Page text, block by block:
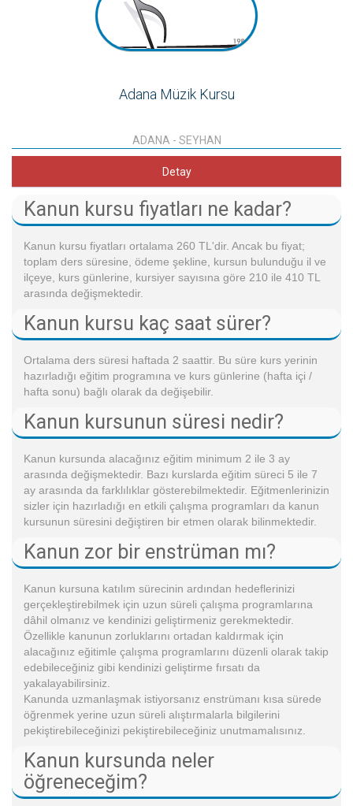
Adana Müzik Kursu
ADANA - SEYHAN
Detay
Kanun kursu fiyatları ne kadar?
Kanun kursu fiyatları ortalama 260 TL'dir. Ancak bu fiyat;
toplam ders süresine, ödeme şekline, kursun bulunduğu il ve
ilçeye, kurs günlerine, kursiyer sayısına göre 210 ile 410 TL
arasında değişmektedir.
Kanun kursu kaç saat sürer?
Ortalama ders süresi haftada 2 saattir. Bu süre kurs yerinin
hazırladığı eğitim programına ve kurs günlerine (hafta içi /
hafta sonu) bağlı olarak da değişebilir.
Kanun kursunun süresi nedir?
Kanun kursunda alacağınız eğitim minimum 2 ile 3 ay
arasında değişmektedir. Bazı kurslarda eğitim süreci 5 ile 7
ay arasında da farklılıklar gösterebilmektedir. Eğitmenlerinizin
sizler için hazırladığı en etkili çalışma programları da kanun
kursunun süresini değiştiren bir etmen olarak bilinmektedir.
Kanun zor bir enstrüman mı?
Kanun kursuna katılım sürecinin ardından hedeflerinizi
gerçekleştirebilmek için uzun süreli çalışma programlarına
dâhil olmanız ve kendinizi geliştirmeniz gerekmektedir.
Özellikle kanunun zorluklarını ortadan kaldırmak için
alacağınız eğitimle çalışma programlarını düzenli olarak takip
edebileceğiniz gibi kendinizi geliştirme fırsatı da
yakalayabilirsiniz.
Kanunda uzmanlaşmak istiyorsanız enstrümanı kısa sürede
öğrenmek yerine uzun süreli alıştırmalarla bilgilerini
pekiştirebileceğinizi pekiştirebileceğiniz unutmamalısınız.
Kanun kursunda neler
öğreneceğim?